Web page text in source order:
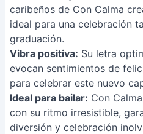
caribeños de Con Calma
ideal para una celebración
graduación.
Vibra positiva: Su letra
evocan sentimientos de
para celebrar este nuevo
Ideal para bailar: Con
con su ritmo irresistible,
diversión y celebración